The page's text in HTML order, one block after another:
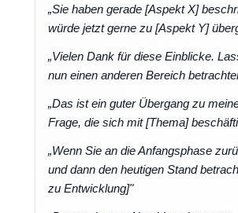
„Sie haben gerade [Aspekt X]
würde jetzt gerne zu [Aspekt Y]
„Vielen Dank für diese Einblicke.
nun einen anderen Bereich
„Das ist ein guter Übergang zu
Frage, die sich mit [Thema]
„Wenn Sie an die Anfangsphase
und dann den heutigen Stand
zu Entwicklung]"